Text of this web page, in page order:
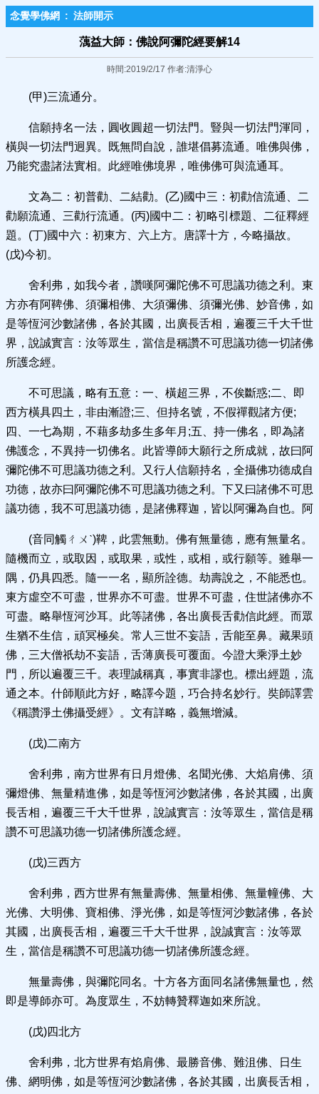
念覺學佛網 : 法師開示
蕅益大師：佛說阿彌陀經要解14
時間:2019/2/17 作者:清淨心
(甲)三流通分。
信願持名一法，圓收圓超一切法門。豎與一切法門渾同，
橫與一切法門迥異。既無問自說，誰堪倡募流通。唯佛與佛，
乃能究盡諸法實相。此經唯佛境界，唯佛佛可與流通耳。
文為二：初普勸、二結勸。(乙)國中三：初勸信流通、二
勸願流通、三勸行流通。(丙)國中二：初略引標題、二征釋經
題。(丁)國中六：初東方、六上方。唐譯十方，今略攝故。
(戊)今初。
舍利弗，如我今者，讚嘆阿彌陀佛不可思議功德之利。東
方亦有阿鞞佛、須彌相佛、大須彌佛、須彌光佛、妙音佛，如
是等恆河沙數諸佛，各於其國，出廣長舌相，遍覆三千大千世
界，說誠實言：汝等眾生，當信是稱讚不可思議功德一切諸佛
所護念經。
不可思議，略有五意：一、橫超三界，不俟斷惑;二、即
西方橫具四土，非由漸證;三、但持名號，不假禪觀諸方便;
四、一七為期，不藉多劫多生多年月;五、持一佛名，即為諸
佛護念，不異持一切佛名。此皆導師大願行之所成就，故曰阿
彌陀佛不可思議功德之利。又行人信願持名，全攝佛功德成自
功德，故亦曰阿彌陀佛不可思議功德之利。下又曰諸佛不可思
議功德，我不可思議功德，是諸佛釋迦，皆以阿彌為自也。阿
(音同觸ㄔㄨˋ)鞞，此雲無動。佛有無量德，應有無量名。
隨機而立，或取因，或取果，或性，或相，或行願等。雖舉一
隅，仍具四悉。隨一一名，顯所詮德。劫壽說之，不能悉也。
東方虛空不可盡，世界亦不可盡。世界不可盡，住世諸佛亦不
可盡。略舉恆河沙耳。此等諸佛，各出廣長舌勸信此經。而眾
生猶不生信，頑冥極矣。常人三世不妄語，舌能至鼻。藏果頭
佛，三大僧祇劫不妄語，舌薄廣長可覆面。今證大乘淨土妙
門，所以遍覆三千。表理誠稱真，事實非謬也。標出經題，流
通之本。什師順此方好，略譯今題，巧合持名妙行。奘師譯雲
《稱讚淨土佛攝受經》。文有詳略，義無增減。
(戊)二南方
舍利弗，南方世界有日月燈佛、名聞光佛、大焰肩佛、須
彌燈佛、無量精進佛，如是等恆河沙數諸佛，各於其國，出廣
長舌相，遍覆三千大千世界，說誠實言：汝等眾生，當信是稱
讚不可思議功德一切諸佛所護念經。
(戊)三西方
舍利弗，西方世界有無量壽佛、無量相佛、無量幢佛、大
光佛、大明佛、寶相佛、淨光佛，如是等恆河沙數諸佛，各於
其國，出廣長舌相，遍覆三千大千世界，說誠實言：汝等眾
生，當信是稱讚不可思議功德一切諸佛所護念經。
無量壽佛，與彌陀同名。十方各方面同名諸佛無量也，然
即是導師亦可。為度眾生，不妨轉贊釋迦如來所說。
(戊)四北方
舍利弗，北方世界有焰肩佛、最勝音佛、難沮佛、日生
佛、網明佛，如是等恆河沙數諸佛，各於其國，出廣長舌相，